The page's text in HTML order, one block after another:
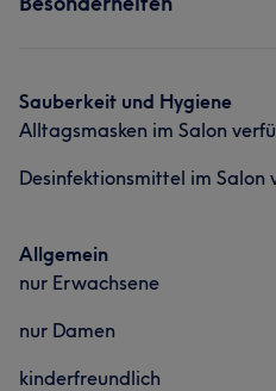
Sauberkeit und Hygiene
Alltagsmasken im Salon
Desinfektionsmittel im Salon
Allgemein
nur Erwachsene
nur Damen
kinderfreundlich